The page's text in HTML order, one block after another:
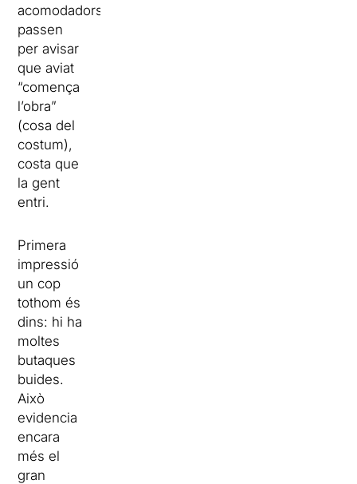
acomodadors
passen
per avisar
que aviat
“comença
l’obra”
(cosa del
costum),
costa que
la gent
entri.
Primera
impressió
un cop
tothom és
dins: hi ha
moltes
butaques
buides.
Això
evidencia
encara
més el
gran